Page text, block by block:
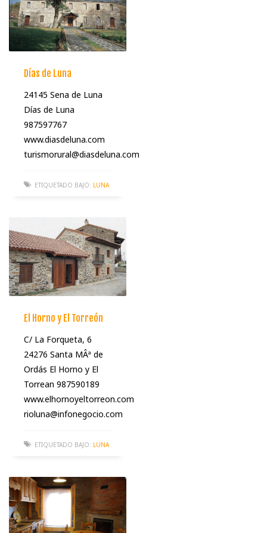
Días de Luna
24145 Sena de Luna
Días de Luna
987597767
www.diasdeluna.com
turismorural@diasdeluna.com
ETIQUETADO BAJO: LUNA
El Horno y El Torreón
C/ La Forqueta, 6
24276 Santa MÂª de
Ordás El Horno y El
Torrean 987590189
www.elhornoyeltorreon.com
rioluna@infonegocio.com
ETIQUETADO BAJO: LUNA